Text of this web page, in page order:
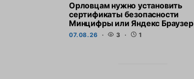
Орловцам нужно установить
сертификаты безопасности
Минцифры или Яндекс Браузер
07.08.26 3 1